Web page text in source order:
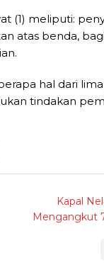
(1) meliputi:
atas benda,
hal dari
tindakan
Kapal
Mengangkut